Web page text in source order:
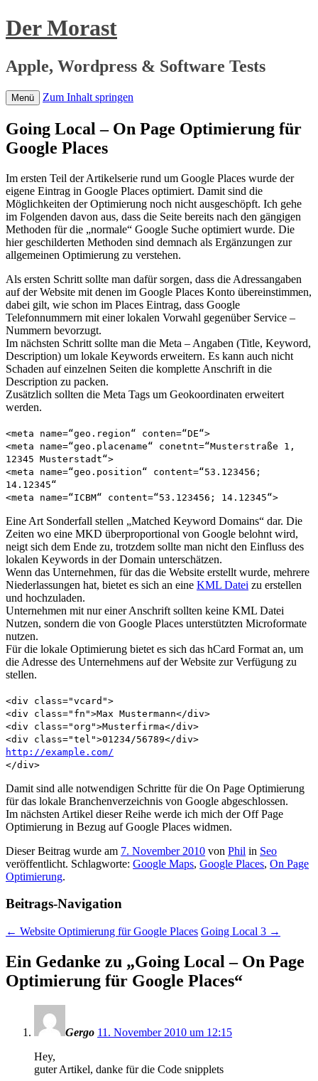
Der Morast
Apple, Wordpress & Software Tests
Menü Zum Inhalt springen
Going Local – On Page Optimierung für
Google Places
Im ersten Teil der Artikelserie rund um Google Places wurde der
eigene Eintrag in Google Places optimiert. Damit sind die
Möglichkeiten der Optimierung noch nicht ausgeschöpft. Ich gehe
im Folgenden davon aus, dass die Seite bereits nach den gängigen
Methoden für die „normale“ Google Suche optimiert wurde. Die
hier geschilderten Methoden sind demnach als Ergänzungen zur
allgemeinen Optimierung zu verstehen.
Als ersten Schritt sollte man dafür sorgen, dass die Adressangaben
auf der Website mit denen im Google Places Konto übereinstimmen,
dabei gilt, wie schon im Places Eintrag, dass Google
Telefonnummern mit einer lokalen Vorwahl gegenüber Service –
Nummern bevorzugt.
Im nächsten Schritt sollte man die Meta – Angaben (Title, Keyword,
Description) um lokale Keywords erweitern. Es kann auch nicht
Schaden auf einzelnen Seiten die komplette Anschrift in die
Description zu packen.
Zusätzlich sollten die Meta Tags um Geokoordinaten erweitert
werden.
<meta name=“geo.region“ conten=“DE“>
<meta name=“geo.placename“ conetnt=“Musterstraße 1,
12345 Musterstadt“>
<meta name=“geo.position“ content=“53.123456;
14.12345“
<meta name=“ICBM“ content=“53.123456; 14.12345“>
Eine Art Sonderfall stellen „Matched Keyword Domains“ dar. Die
Zeiten wo eine MKD überproportional von Google belohnt wird,
neigt sich dem Ende zu, trotzdem sollte man nicht den Einfluss des
lokalen Keywords in der Domain unterschätzen.
Wenn das Unternehmen, für das die Website erstellt wurde, mehrere
Niederlassungen hat, bietet es sich an eine KML Datei zu erstellen
und hochzuladen.
Unternehmen mit nur einer Anschrift sollten keine KML Datei
Nutzen, sondern die von Google Places unterstützten Microformate
nutzen.
Für die lokale Optimierung bietet es sich das hCard Format an, um
die Adresse des Unternehmens auf der Website zur Verfügung zu
stellen.
<div class="vcard">
<div class="fn">Max Mustermann</div>
<div class="org">Musterfirma</div>
<div class="tel">01234/56789</div>
http://example.com/
</div>
Damit sind alle notwendigen Schritte für die On Page Optimierung
für das lokale Branchenverzeichnis von Google abgeschlossen.
Im nächsten Artikel dieser Reihe werde ich mich der Off Page
Optimierung in Bezug auf Google Places widmen.
Dieser Beitrag wurde am 7. November 2010 von Phil in Seo
veröffentlicht. Schlagworte: Google Maps, Google Places, On Page
Optimierung.
Beitrags-Navigation
← Website Optimierung für Google Places Going Local 3 →
Ein Gedanke zu „Going Local – On Page
Optimierung für Google Places“
Gergo 11. November 2010 um 12:15
Hey,
guter Artikel, danke für die Code snipplets